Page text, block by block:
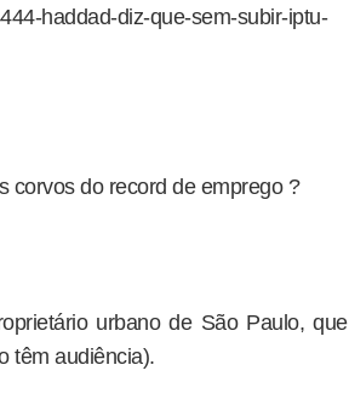
haddad-diz-que-sem-subir-iptu-
corvos do record de emprego ?
urbano de São Paulo, que
têm audiência).